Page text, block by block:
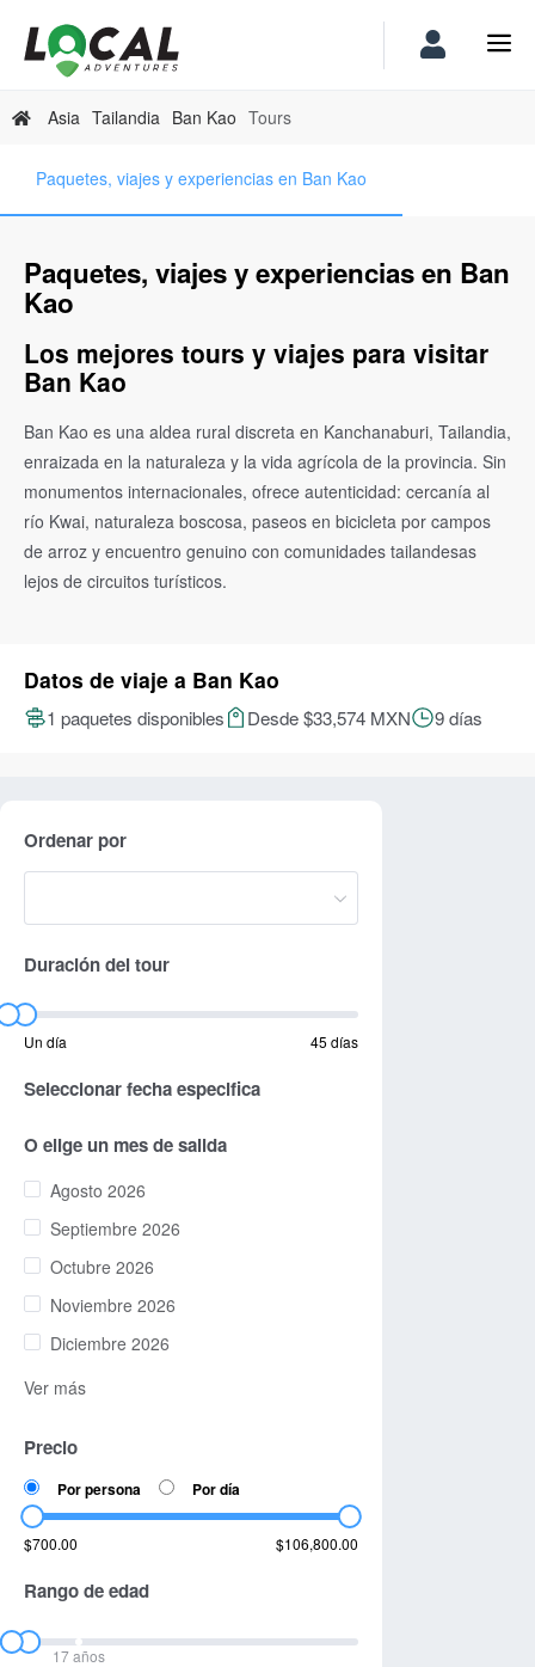
Asia Tailandia Ban Kao Tours
Paquetes, viajes y experiencias en Ban Kao
Paquetes, viajes y experiencias en Ban
Kao
Los mejores tours y viajes para visitar
Ban Kao
Ban Kao es una aldea rural discreta en Kanchanaburi, Tailandia,
enraizada en la naturaleza y la vida agrícola de la provincia. Sin
monumentos internacionales, ofrece autenticidad: cercanía al
río Kwai, naturaleza boscosa, paseos en bicicleta por campos
de arroz y encuentro genuino con comunidades tailandesas
lejos de circuitos turísticos.
Datos de viaje a Ban Kao
1 paquetes disponibles Desde $33,574 MXN 9 días
Ordenar por
Duración del tour
Un día 45 días
Seleccionar fecha especifica
O elige un mes de salida
Agosto 2026
Septiembre 2026
Octubre 2026
Noviembre 2026
Diciembre 2026
Ver más
Precio
Por persona Por día
$700.00 $106,800.00
Rango de edad
17 años